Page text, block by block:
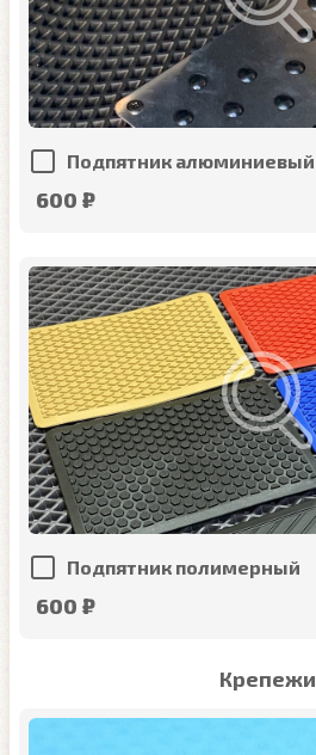
Подпятник алюминиевый
600 ₽
Подпятник полимерный
600 ₽
Крепежи